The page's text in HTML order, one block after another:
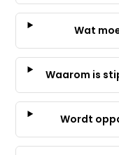
Wat
Waarom is
Wordt